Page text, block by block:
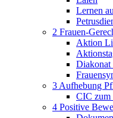
Lernen
2 Frauen-
Aktion
Diakonat
3 Aufhebung
CIC zum
4 Positive